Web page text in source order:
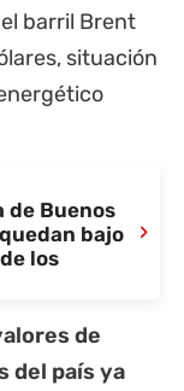
barril Brent
situación
de Buenos
bajo
los
›
de
del país ya